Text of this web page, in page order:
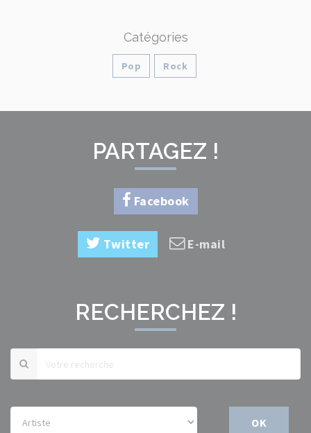
Catégories
Pop Rock
PARTAGEZ !
Facebook
Twitter E-mail
RECHERCHEZ !
OK